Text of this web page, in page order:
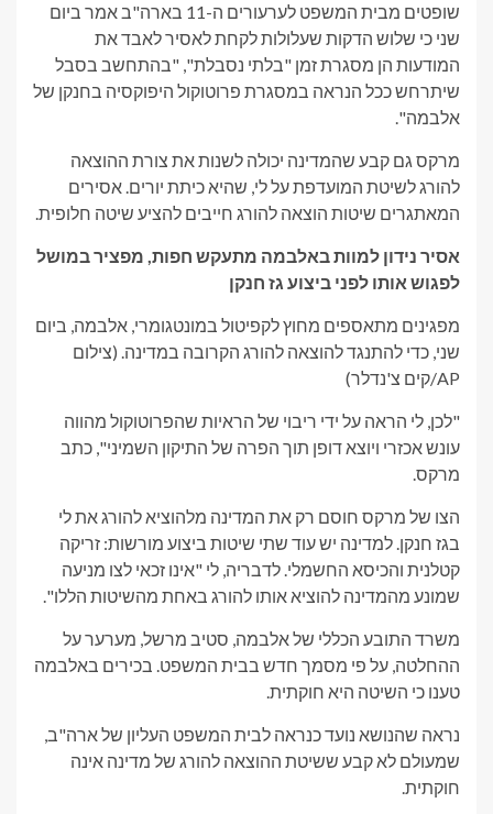
שופטים מבית המשפט לערעורים ה-11 בארה"ב אמר ביום
שני כי שלוש הדקות שעלולות לקחת לאסיר לאבד את
המודעות הן מסגרת זמן "בלתי נסבלת", "בהתחשב בסבל
שיתרחש ככל הנראה במסגרת פרוטוקול היפוקסיה בחנקן של
אלבמה".
מרקס גם קבע שהמדינה יכולה לשנות את צורת ההוצאה
להורג לשיטת המועדפת על לי, שהיא כיתת יורים. אסירים
המאתגרים שיטות הוצאה להורג חייבים להציע שיטה חלופית.
אסיר נידון למוות באלבמה מתעקש חפות, מפציר במושל
לפגוש אותו לפני ביצוע גז חנקן
מפגינים מתאספים מחוץ לקפיטול במונטגומרי, אלבמה, ביום
שני, כדי להתנגד להוצאה להורג הקרובה במדינה. (צילום
AP/קים צ'נדלר)
"לכן, לי הראה על ידי ריבוי של הראיות שהפרוטוקול מהווה
עונש אכזרי ויוצא דופן תוך הפרה של התיקון השמיני", כתב
מרקס.
הצו של מרקס חוסם רק את המדינה מלהוציא להורג את לי
בגז חנקן. למדינה יש עוד שתי שיטות ביצוע מורשות: זריקה
קטלנית והכיסא החשמלי. לדבריה, לי "אינו זכאי לצו מניעה
שמונע מהמדינה להוציא אותו להורג באחת מהשיטות הללו".
משרד התובע הכללי של אלבמה, סטיב מרשל, מערער על
ההחלטה, על פי מסמך חדש בבית המשפט. בכירים באלבמה
טענו כי השיטה היא חוקתית.
נראה שהנושא נועד כנראה לבית המשפט העליון של ארה"ב,
שמעולם לא קבע ששיטת ההוצאה להורג של מדינה אינה
חוקתית.